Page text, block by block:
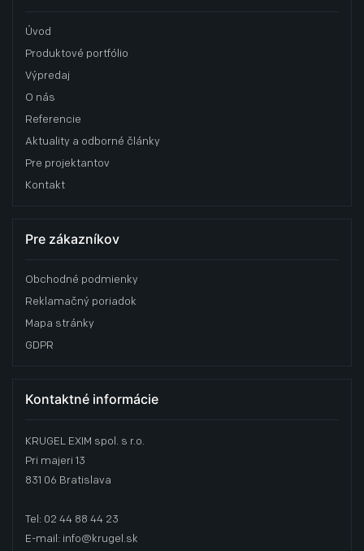
Úvod
Produktové portfólio
Výpredaj
O nás
Referencie
Aktuality a odborné články
Pre projektantov
Kontakt
Pre zákazníkov
Obchodné podmienky
Reklamačný poriadok
Mapa stránky
GDPR
Kontaktné informácie
KRUGEL EXIM spol. s r.o.
Pri majeri 13
831 06 Bratislava
Tel: 02 44 88 44 23
E-mail: info@krugel.sk